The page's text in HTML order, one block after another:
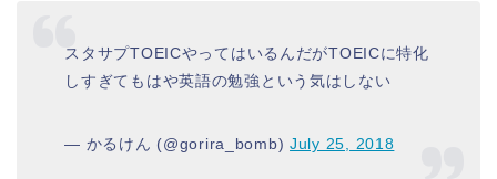
スタサプTOEICやってはいるんだがTOEICに特化
しすぎてもはや英語の勉強という気はしない
— かるけん (@gorira_bomb)July 25, 2018